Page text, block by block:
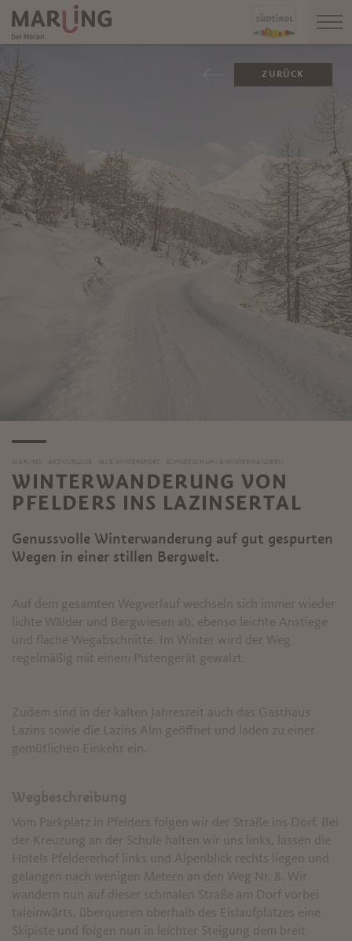
ZURÜCK
MARLING AKTIVURLAUB SKI & WINTERSPORT SCHNEESCHUH- & WINTERWANDERN
WINTERWANDERUNG VON
PFELDERS INS LAZINSERTAL
Genussvolle Winterwanderung auf gut gespurten
Wegen in einer stillen Bergwelt.
Auf dem gesamten Wegverlauf wechseln sich immer wieder
lichte Wälder und Bergwiesen ab, ebenso leichte Anstiege
und flache Wegabschnitte. Im Winter wird der Weg
regelmäßig mit einem Pistengerät gewalzt.
Zudem sind in der kalten Jahreszeit auch das Gasthaus
Lazins sowie die Lazins Alm geöffnet und laden zu einer
gemütlichen Einkehr ein.
Wegbeschreibung
Vom Parkplatz in Pfelders folgen wir der Straße ins Dorf. Bei
der Kreuzung an der Schule halten wir uns links, lassen die
Hotels Pfeldererhof links und Alpenblick rechts liegen und
gelangen nach wenigen Metern an den Weg Nr. 8. Wir
wandern nun auf dieser schmalen Straße am Dorf vorbei
taleinwärts, überqueren oberhalb des Eislaufplatzes eine
Skipiste und folgen nun in leichter Steigung dem breit